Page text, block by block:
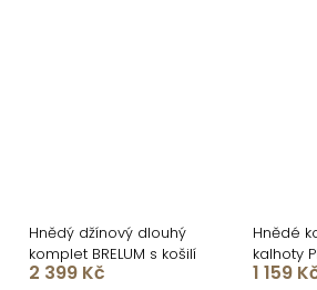
Hnědý džínový dlouhý
komplet BRELUM s košilí
2 399 Kč
Hnědé
kalhoty
1 159